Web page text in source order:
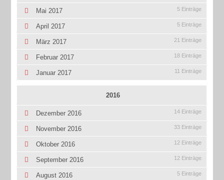
Mai 2017 5 Einträge
April 2017 5 Einträge
März 2017 21 Einträge
Februar 2017 18 Einträge
Januar 2017 11 Einträge
2016
Dezember 2016 14 Einträge
November 2016 33 Einträge
Oktober 2016 12 Einträge
September 2016 12 Einträge
August 2016 5 Einträge